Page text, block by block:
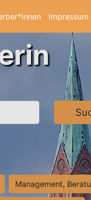
Impressum
Management,